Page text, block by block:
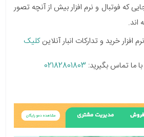
که فوتبال و نرم افزار بیش از آنچه تصور
اند.
افزار خرید و تدارکات انبار آنلاینکلیک
ما تماس بگیرید: 02182801803